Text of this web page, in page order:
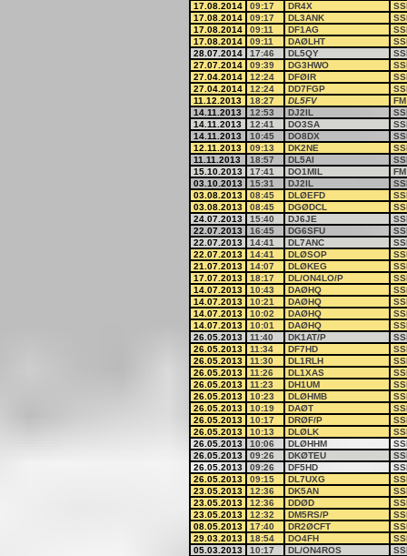
17.08.2014
09:17 DR4X
17.08.2014
09:17 DL3ANK
17.08.2014
09:11 DF1AG
17.08.2014
09:11 DAØLHT
28.07.2014
17:46 DL5QY
27.07.2014
09:39 DG3HWO
27.04.2014
12:24 DFØIR
27.04.2014
12:24 DD7FGP
11.12.2013
18:27 DL5FV
FM
14.11.2013
12:53 DJ2IL
14.11.2013
12:41 DO3SA
14.11.2013
10:45 DO8DX
12.11.2013
09:13 DK2NE
11.11.2013
18:57 DL5AI
15.10.2013
17:41 DO1MIL
FM
03.10.2013
15:31 DJ2IL
03.08.2013
08:45 DLØEFD
03.08.2013
08:45 DGØDCL
24.07.2013
15:40 DJ6JE
22.07.2013
16:45 DG6SFU
22.07.2013
14:41 DL7ANC
22.07.2013
14:41 DLØSOP
21.07.2013
14:07 DLØKEG
17.07.2013
18:17 DL/ON4LO/P
14.07.2013
10:43 DAØHQ
14.07.2013
10:21 DAØHQ
14.07.2013
10:02 DAØHQ
14.07.2013
10:01 DAØHQ
26.05.2013
11:40 DK1AT/P
26.05.2013
11:34 DF7HD
26.05.2013
11:30 DL1RLH
26.05.2013
11:26 DL1XAS
26.05.2013
11:23 DH1UM
26.05.2013
10:23 DLØHMB
26.05.2013
10:19 DAØT
26.05.2013
10:17 DRØF/P
26.05.2013
10:13 DLØLK
26.05.2013
10:06 DLØHHM
26.05.2013
09:26 DKØTEU
26.05.2013
09:26 DF5HD
26.05.2013
09:15 DL7UXG
23.05.2013
12:36 DK5AN
23.05.2013
12:36 DDØD
23.05.2013
12:32 DM5RS/P
08.05.2013
17:40 DR2ØCFT
29.03.2013
18:54 DO4FH
05.03.2013
10:17 DL/ON4ROS